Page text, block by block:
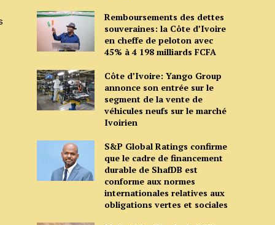
Remboursements des dettes
souveraines: la Côte d’Ivoire
en cheffe de peloton avec
45% à 4 198 milliards FCFA
Côte d’Ivoire: Yango Group
annonce son entrée sur le
segment de la vente de
véhicules neufs sur le marché
Ivoirien
S&P Global Ratings confirme
que le cadre de financement
durable de ShafDB est
conforme aux normes
internationales relatives aux
obligations vertes et sociales